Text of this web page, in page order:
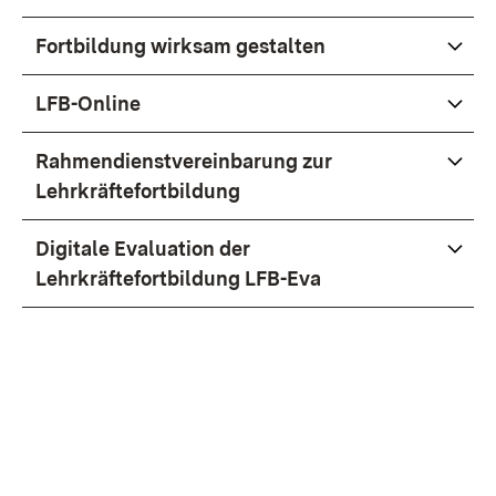
Fortbildung wirksam gestalten
LFB-Online
Rahmendienstvereinbarung zur
Lehrkräftefortbildung
Digitale Evaluation der
Lehrkräftefortbildung LFB-Eva